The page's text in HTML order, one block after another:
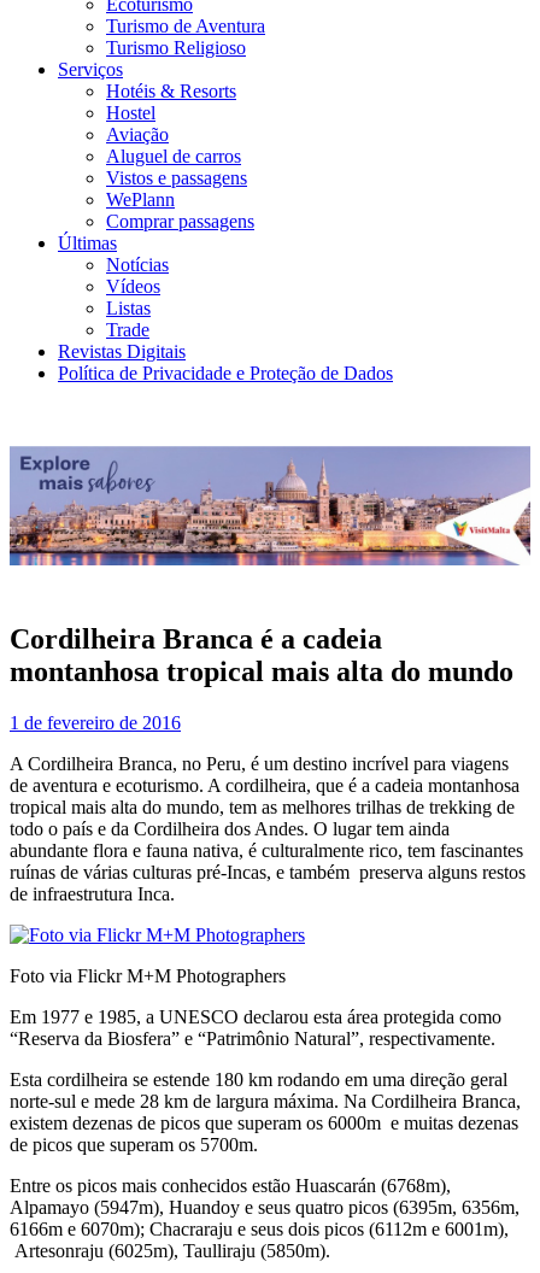
Ecoturismo
Turismo de Aventura
Turismo Religioso
Serviços
Hotéis & Resorts
Hostel
Aviação
Aluguel de carros
Vistos e passagens
WePlann
Comprar passagens
Últimas
Notícias
Vídeos
Listas
Trade
Revistas Digitais
Política de Privacidade e Proteção de Dados
Cordilheira Branca é a cadeia
montanhosa tropical mais alta do mundo
1 de fevereiro de 2016
A Cordilheira Branca, no Peru, é um destino incrível para viagens
de aventura e ecoturismo. A cordilheira, que é a cadeia montanhosa
tropical mais alta do mundo, tem as melhores trilhas de trekking de
todo o país e da Cordilheira dos Andes. O lugar tem ainda
abundante flora e fauna nativa, é culturalmente rico, tem fascinantes
ruínas de várias culturas pré-Incas, e também preserva alguns restos
de infraestrutura Inca.
Foto via Flickr M+M Photographers
Em 1977 e 1985, a UNESCO declarou esta área protegida como
“Reserva da Biosfera” e “Patrimônio Natural”, respectivamente.
Esta cordilheira se estende 180 km rodando em uma direção geral
norte-sul e mede 28 km de largura máxima. Na Cordilheira Branca,
existem dezenas de picos que superam os 6000m e muitas dezenas
de picos que superam os 5700m.
Entre os picos mais conhecidos estão Huascarán (6768m),
Alpamayo (5947m), Huandoy e seus quatro picos (6395m, 6356m,
6166m e 6070m); Chacraraju e seus dois picos (6112m e 6001m),
Artesonraju (6025m), Taulliraju (5850m).